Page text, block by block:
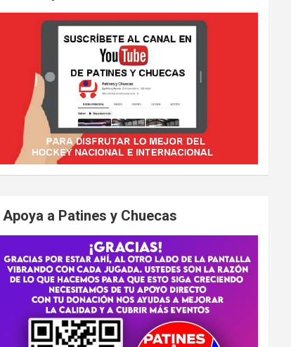
Apoya a Patines y Chuecas